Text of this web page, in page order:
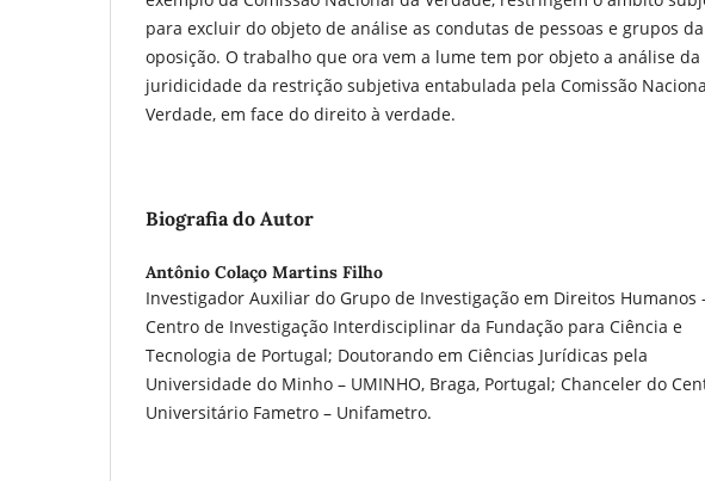
para excluir do objeto de análise as condutas de pessoas e grupos da
oposição. O trabalho que ora vem a lume tem por objeto a análise da
juridicidade da restrição subjetiva entabulada pela Comissão
Verdade, em face do direito à verdade.
Biografia do Autor
Antônio Colaço Martins Filho
Investigador Auxiliar do Grupo de Investigação em Direitos Humanos
Centro de Investigação Interdisciplinar da Fundação para Ciência e
Tecnologia de Portugal; Doutorando em Ciências Jurídicas pela
Universidade do Minho – UMINHO, Braga, Portugal; Chanceler do
Universitário Fametro – Unifametro.